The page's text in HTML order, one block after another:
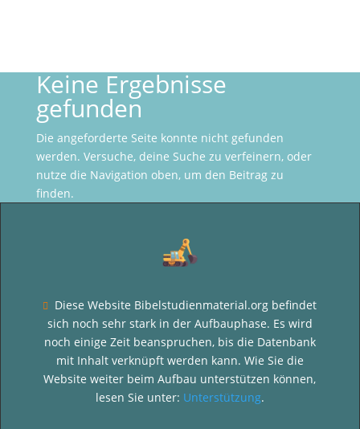
Keine Ergebnisse
gefunden
Die angeforderte Seite konnte nicht gefunden
werden. Versuche, deine Suche zu verfeinern, oder
nutze die Navigation oben, um den Beitrag zu
finden.

Diese Website Bibelstudienmaterial.org befindet
sich noch sehr stark in der Aufbauphase. Es wird
noch einige Zeit beanspruchen, bis die Datenbank
mit Inhalt verknüpft werden kann. Wie Sie die
Website weiter beim Aufbau unterstützen können,
lesen Sie unter: Unterstützung.